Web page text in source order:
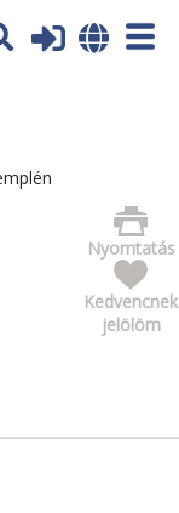
itt:
Nyomtatás
Kedvencnek
jelölöm